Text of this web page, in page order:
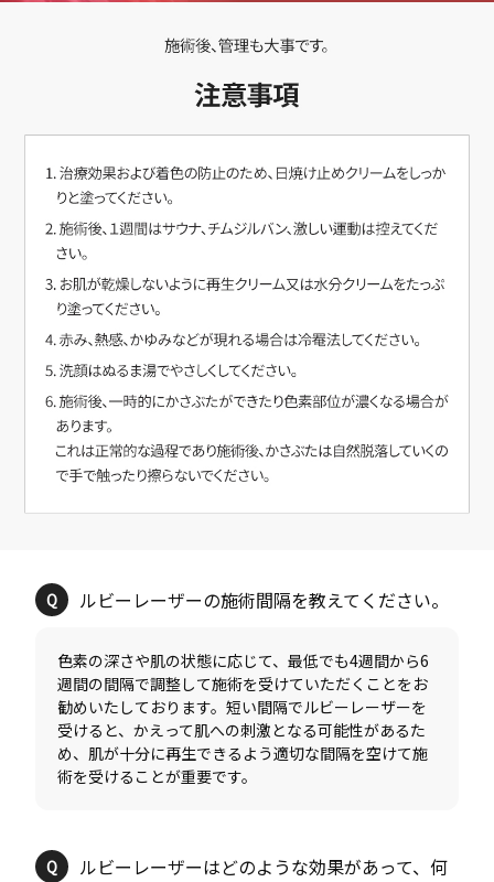
色素の深さや肌の状態に応じて、最低でも4週間から6
週間の間隔で調整して施術を受けていただくことをお
勧めいたしております。短い間隔でルビーレーザーを
受けると、かえって肌への刺激となる可能性があるた
め、肌が十分に再生できるよう適切な間隔を空けて施
ルビーレーザーはどのような効果があって、何